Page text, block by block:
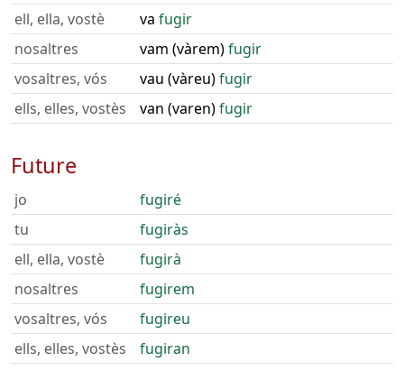
ell, ella, vostè
va fugir
nosaltres
vam (vàrem)fugir
vosaltres, vós
vau (vàreu)fugir
ells, elles, vostès
van (varen)fugir
Future
jo
fugiré
tu
fugiràs
ell, ella, vostè
fugirà
nosaltres
fugirem
vosaltres, vós
fugireu
ells, elles, vostès
fugiran